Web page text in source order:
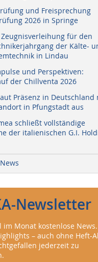
und Freisprechung
2026 in Springe
für den
der Kälte-
in Lindau
und Perspektiven:
der Chillventa 2026
Präsenz in Deutschland
in Pfungstadt aus
schließt vollständige
der italienischen G.I.
Newsletter
im Monat kostenlose News.
– auch ohne Heft-
jederzeit zu